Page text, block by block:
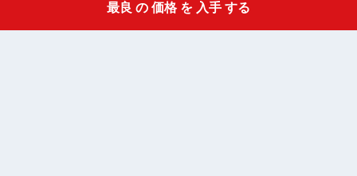
最良 の 価格 を 入手 する
耐火性セラミック繊維板 アルミウムシリケート板 金属産業,
炉
Get a Quote